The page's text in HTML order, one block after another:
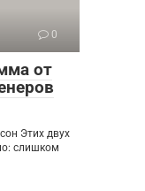
0
от
Этих двух
слишком